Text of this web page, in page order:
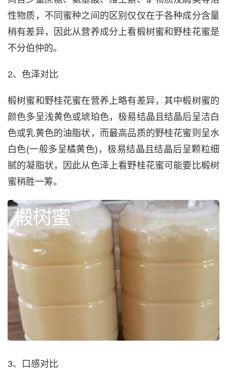
性物质，不同蜜种之间的区别仅仅在于各种成分含量
稍有差异，因此从营养成分上看椴树蜜和野桂花蜜是
不分伯仲的。
2、色泽对比
椴树蜜和野桂花蜜在营养上略有差异，其中椴树蜜的
颜色多呈浅黄色或琥珀色，极易结晶且结晶后呈洁白
色或乳黄色的油脂状，而最高品质的野桂花蜜则呈水
白色(一般多呈橘黄色)，极易结晶且结晶后呈颗粒细
腻的凝脂状，因此从色泽上看野桂花蜜可能要比椴树
蜜稍胜一筹。
3、口感对比